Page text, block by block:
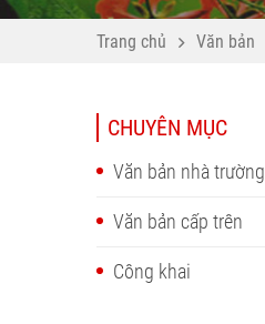
Trang chủ Văn bản
CHUYÊN MỤC
Văn bản nhà trường
Văn bản cấp trên
Công khai